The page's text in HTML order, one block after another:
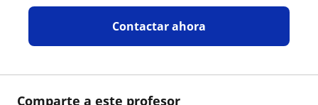
Comparte a este profesor
Contactar ahora